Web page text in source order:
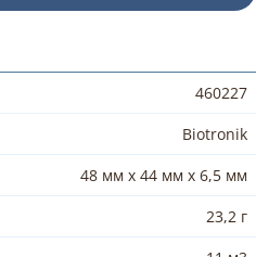
460227
Biotronik
48 мм x 44 мм x 6,5 мм
23,2 г